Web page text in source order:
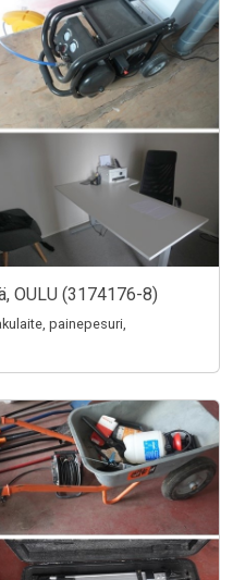
OULU (3174176-8)
painepesuri,